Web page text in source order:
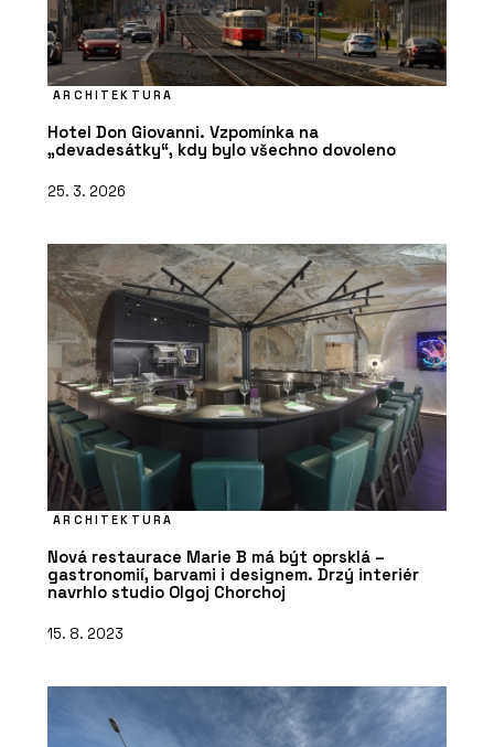
ARCHITEKTURA
Hotel Don Giovanni. Vzpomínka na
„devadesátky“, kdy bylo všechno dovoleno
25. 3. 2026
ARCHITEKTURA
Nová restaurace Marie B má být oprsklá –
gastronomií, barvami i designem. Drzý interiér
navrhlo studio Olgoj Chorchoj
15. 8. 2023